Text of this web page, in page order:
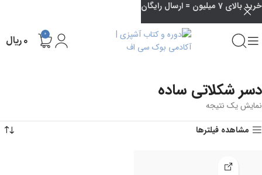
0 ۰ریال
دسر شکلاتی ساده
نمایش یک نتیجه
مشاهده فیلترها
خرید بالای 7 میلیون = ارسال رایگان